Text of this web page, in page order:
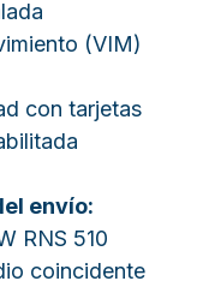
(VIM)
con tarjetas
envío:
RNS 510
coincidente